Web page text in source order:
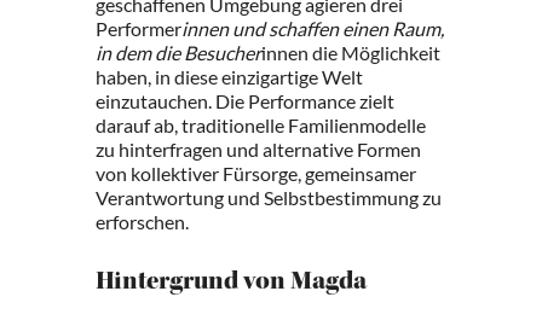
Performerinnen und schaffen einen Raum,
in dem die Besucherinnen die Möglichkeit
haben, in diese einzigartige Welt
einzutauchen. Die Performance zielt
darauf ab, traditionelle Familienmodelle
zu hinterfragen und alternative Formen
von kollektiver Fürsorge, gemeinsamer
Verantwortung und Selbstbestimmung zu
erforschen.
Hintergrund von Magda